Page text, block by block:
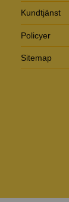
Kundtjänst
Policyer
Sitemap